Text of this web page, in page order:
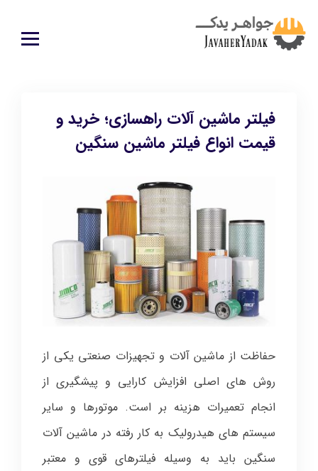
فیلتر ماشین آلات راهسازی؛ خرید و
قیمت انواع فیلتر ماشین سنگین
حفاظت از ماشین آلات و تجهیزات صنعتی یکی از
روش های اصلی افزایش کارایی و پیشگیری از
انجام تعمیرات هزینه بر است. موتورها و سایر
سیستم های هیدرولیک به کار رفته در ماشین آلات
سنگین باید به وسیله فیلترهای قوی و معتبر